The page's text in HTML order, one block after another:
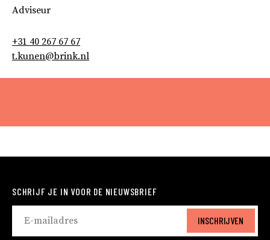
Adviseur
+31 40 267 67 67
t.kunen@brink.nl
SCHRIJF JE IN VOOR DE NIEUWSBRIEF
INSCHRIJVEN